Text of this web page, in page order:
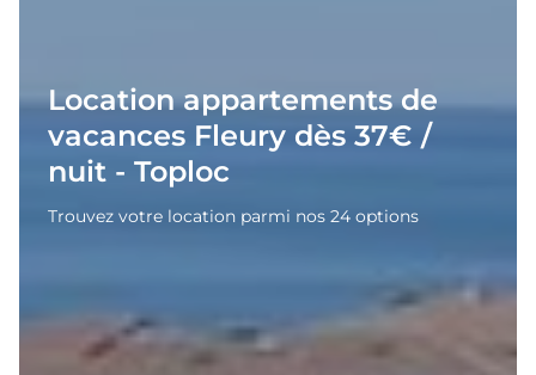
Location appartements de
vacances Fleury dès 37€ /
nuit - Toploc
Trouvez votre location parmi nos 24 options